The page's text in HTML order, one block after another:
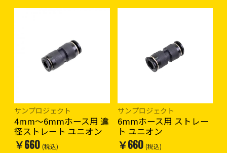
サンプロジェクト
4mm〜6mmホース用 違
径ストレート ユニオン
￥660 (税込)
サンプロジェクト
6mmホース用 ストレー
ト ユニオン
￥660 (税込)